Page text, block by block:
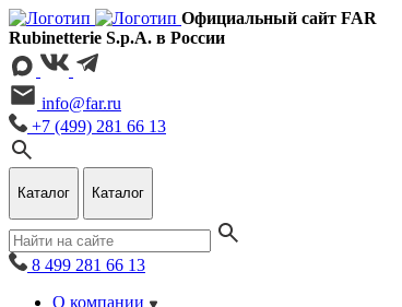
Официальный сайт FAR
Rubinetterie S.p.A. в России
info@far.ru
+7 (499) 281 66 13
Каталог Каталог
8 499 281 66 13
О компании